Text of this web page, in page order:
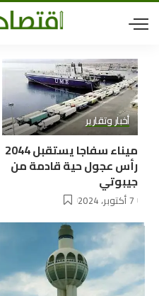
أخبار وتقارير
ميناء سفاجا يستقبل 2044
رأس عجول حية قادمة من
جيبوتي
7 أكتوبر، 2024